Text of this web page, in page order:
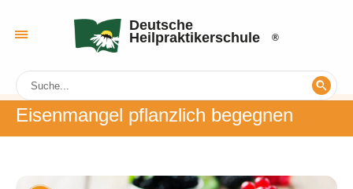
Deutsche
Heilpraktikerschule
Eisenmangel pflanzlich begegnen